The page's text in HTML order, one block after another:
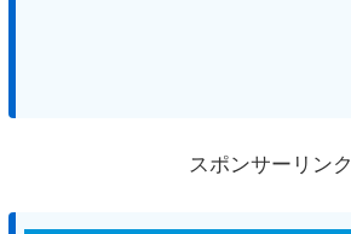
スポンサーリンク